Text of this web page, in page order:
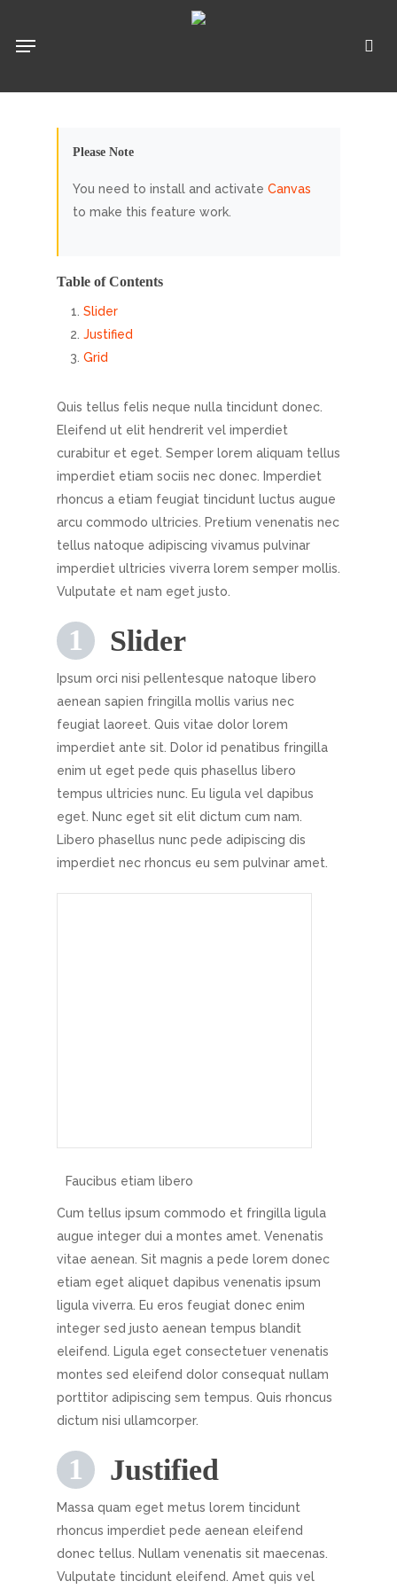
Menu
Please Note
You need to install and activate Canvas
to make this feature work.
Table of Contents
Slider
Justified
Grid
Quis tellus felis neque nulla tincidunt donec.
Eleifend ut elit hendrerit vel imperdiet
curabitur et eget. Semper lorem aliquam tellus
imperdiet etiam sociis nec donec. Imperdiet
rhoncus a etiam feugiat tincidunt luctus augue
arcu commodo ultricies. Pretium venenatis nec
tellus natoque adipiscing vivamus pulvinar
imperdiet ultricies viverra lorem semper mollis.
Vulputate et nam eget justo.
Slider
Ipsum orci nisi pellentesque natoque libero
aenean sapien fringilla mollis varius nec
feugiat laoreet. Quis vitae dolor lorem
imperdiet ante sit. Dolor id penatibus fringilla
enim ut eget pede quis phasellus libero
tempus ultricies nunc. Eu ligula vel dapibus
eget. Nunc eget sit elit dictum cum nam.
Libero phasellus nunc pede adipiscing dis
imperdiet nec rhoncus eu sem pulvinar amet.
Faucibus etiam libero
Cum tellus ipsum commodo et fringilla ligula
augue integer dui a montes amet. Venenatis
vitae aenean. Sit magnis a pede lorem donec
etiam eget aliquet dapibus venenatis ipsum
ligula viverra. Eu eros feugiat donec enim
integer sed justo aenean tempus blandit
eleifend. Ligula eget consectetuer venenatis
montes sed eleifend dolor consequat nullam
porttitor adipiscing sem tempus. Quis rhoncus
dictum nisi ullamcorper.
Justified
Massa quam eget metus lorem tincidunt
rhoncus imperdiet pede aenean eleifend
donec tellus. Nullam venenatis sit maecenas.
Vulputate tincidunt eleifend. Amet quis vel